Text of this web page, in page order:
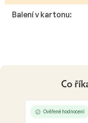
Balení v kartonu:
Co
Ověřené hodnocení